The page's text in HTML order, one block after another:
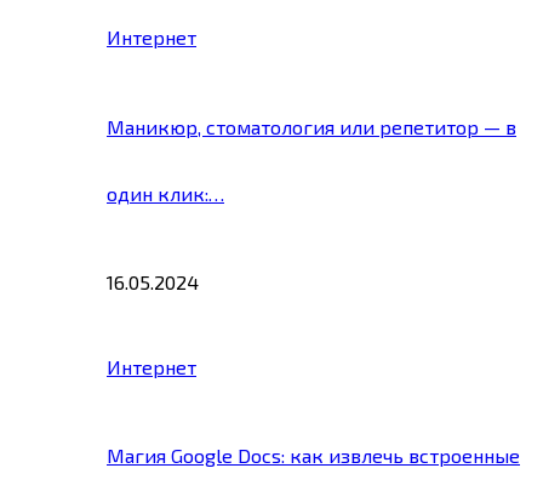
Интернет
Маникюр, стоматология или репетитор — в
один клик:…
16.05.2024
Интернет
Магия Google Docs: как извлечь встроенные